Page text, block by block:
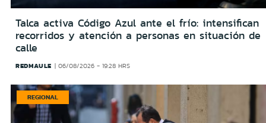
Talca activa Código Azul ante el frío: intensifican
recorridos y atención a personas en situación de
calle
REDMAULE 06/08/2026 - 19:28 HRS
REGIONAL